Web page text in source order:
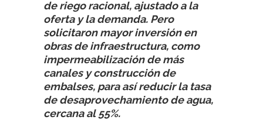
de riego racional, ajustado a la
oferta y la demanda. Pero
solicitaron mayor inversión en
obras de infraestructura, como
impermeabilización de más
canales y construcción de
embalses, para así reducir la tasa
de desaprovechamiento de agua,
cercana al 55%.